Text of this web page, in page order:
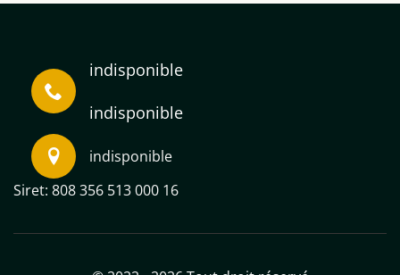
indisponible
indisponible
indisponible
Siret: 808 356 513 000 16